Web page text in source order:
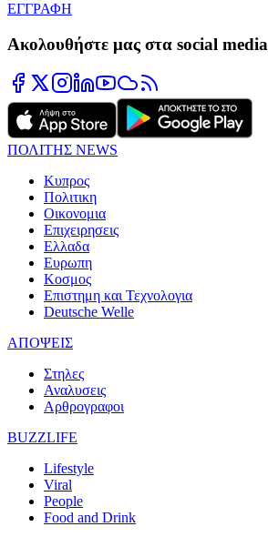
ΕΓΓΡΑΦΗ
Ακολουθήστε μας στα social media
ΠΟΛΙΤΗΣ NEWS
Κυπρος
Πολιτικη
Οικονομια
Επιχειρησεις
Ελλαδα
Ευρωπη
Κοσμος
Επιστημη και Τεχνολογια
Deutsche Welle
ΑΠΟΨΕΙΣ
Στηλες
Αναλυσεις
Αρθρογραφοι
BUZZLIFE
Lifestyle
Viral
People
Food and Drink